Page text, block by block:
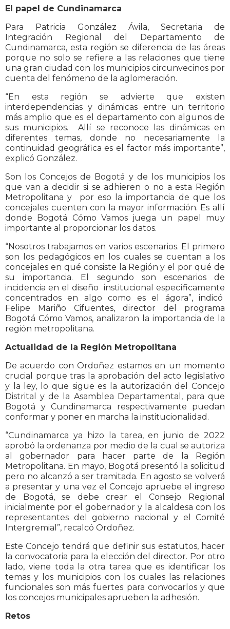
El papel de Cundinamarca
Para Patricia González Ávila, Secretaria de
Integración Regional del Departamento de
Cundinamarca, esta región se diferencia de las áreas
porque no solo se refiere a las relaciones que tiene
una gran ciudad con los municipios circunvecinos por
cuenta del fenómeno de la aglomeración.
“En esta región se advierte que existen
interdependencias y dinámicas entre un territorio
más amplio que es el departamento con algunos de
sus municipios. Allí se reconoce las dinámicas en
diferentes temas, donde no necesariamente la
continuidad geográfica es el factor más importante”,
explicó González.
Son los Concejos de Bogotá y de los municipios los
que van a decidir si se adhieren o no a esta Región
Metropolitana y por eso la importancia de que los
concejales cuenten con la mayor información. Es allí
donde Bogotá Cómo Vamos juega un papel muy
importante al proporcionar los datos.
“Nosotros trabajamos en varios escenarios. El primero
son los pedagógicos en los cuales se cuentan a los
concejales en qué consiste la Región y el por qué de
su importancia. El segundo son escenarios de
incidencia en el diseño institucional específicamente
concentrados en algo como es el ágora”, indicó
Felipe Mariño Cifuentes, director del programa
Bogotá Cómo Vamos, analizaron la importancia de la
región metropolitana.
Actualidad de la Región Metropolitana
De acuerdo con Ordoñez estamos en un momento
crucial porque tras la aprobación del acto legislativo
y la ley, lo que sigue es la autorización del Concejo
Distrital y de la Asamblea Departamental, para que
Bogotá y Cundinamarca respectivamente puedan
conformar y poner en marcha la institucionalidad.
“Cundinamarca ya hizo la tarea, en junio de 2022
aprobó la ordenanza por medio de la cual se autoriza
al gobernador para hacer parte de la Región
Metropolitana. En mayo, Bogotá presentó la solicitud
pero no alcanzó a ser tramitada. En agosto se volverá
a presentar y una vez el Concejo apruebe el ingreso
de Bogotá, se debe crear el Consejo Regional
inicialmente por el gobernador y la alcaldesa con los
representantes del gobierno nacional y el Comité
Intergremial”, recalcó Ordoñez.
Este Concejo tendrá que definir sus estatutos, hacer
la convocatoria para la elección del director. Por otro
lado, viene toda la otra tarea que es identificar los
temas y los municipios con los cuales las relaciones
funcionales son más fuertes para convocarlos y que
los concejos municipales aprueben la adhesión.
Retos